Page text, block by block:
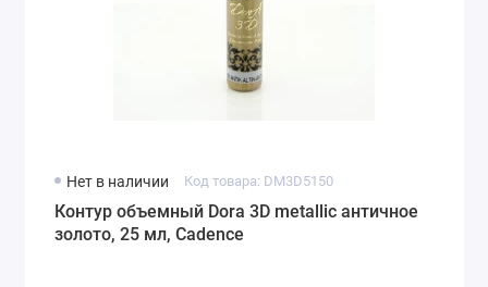
Нет в наличии Код товара: DM3D5150
Контур объемный Dora 3D metallic античное
золото, 25 мл, Cadence